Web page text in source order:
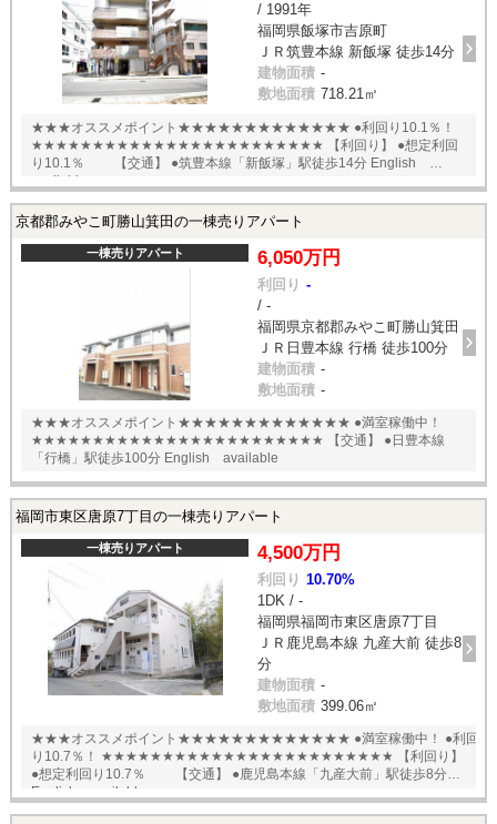
/ 1991年
福岡県飯塚市吉原町
ＪＲ筑豊本線 新飯塚 徒歩14分
建物面積 -
敷地面積 718.21㎡
★★★オススメポイント★★★★★★★★★★★★★ ●利回り10.1％！
★★★★★★★★★★★★★★★★★★★★★★★★ 【利回り】 ●想定利回
り10.1％ 【交通】 ●筑豊本線「新飯塚」駅徒歩14分 English
available
京都郡みやこ町勝山箕田の一棟売りアパート
一棟売りアパート 6,050万円
利回り -
/ -
福岡県京都郡みやこ町勝山箕田
ＪＲ日豊本線 行橋 徒歩100分
建物面積 -
敷地面積 -
★★★オススメポイント★★★★★★★★★★★★★ ●満室稼働中！
★★★★★★★★★★★★★★★★★★★★★★★★ 【交通】 ●日豊本線
「行橋」駅徒歩100分 English available
福岡市東区唐原7丁目の一棟売りアパート
一棟売りアパート 4,500万円
利回り 10.70%
1DK / -
福岡県福岡市東区唐原7丁目
ＪＲ鹿児島本線 九産大前 徒歩8
分
建物面積 -
敷地面積 399.06㎡
★★★オススメポイント★★★★★★★★★★★★★ ●満室稼働中！ ●利回
り10.7％！ ★★★★★★★★★★★★★★★★★★★★★★★★ 【利回り】
●想定利回り10.7％ 【交通】 ●鹿児島本線「九産大前」駅徒歩8分
English available